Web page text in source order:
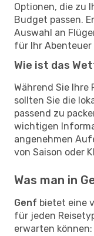
Optionen, die zu
Budget passen.
Auswahl an
für Ihr Abenteuer
Wie ist das
Während Sie Ihre
sollten Sie die
passend zu
wichtigen
angenehmen
von Saison oder
Was man in
Genf bietet eine
für jeden
erwarten können: